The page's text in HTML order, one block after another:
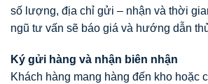
số lượng, địa chỉ gửi – nhận và thời
ngũ tư vấn sẽ báo giá và hướng dẫn
Ký gửi hàng và nhận biên nhận
Khách hàng mang hàng đến kho hoặc